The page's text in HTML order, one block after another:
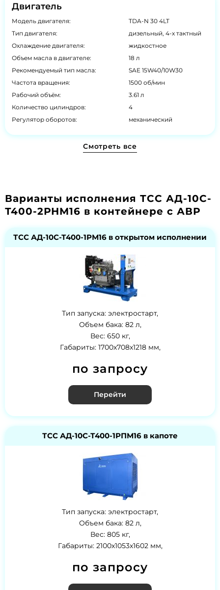
Двигатель
Модель двигателя:
TDA-N 30 4LT
Тип двигателя:
дизельный, 4-х тактный
Охлаждение двигателя:
жидкостное
Объем масла в двигателе:
18 л
Рекомендуемый тип масла:
SAE 15W40/10W30
Частота вращения:
1500 об/мин
Рабочий объём:
3.61 л
Количество цилиндров:
4
Регулятор оборотов:
механический
Смотреть все
Варианты исполнения ТСС АД-10С-
Т400-2РНМ16 в контейнере с АВР
ТСС АД-10С-Т400-1РМ16 в открытом исполнении
Тип запуска: электростарт,
Объем бака: 82 л,
Вес: 650 кг,
Габариты: 1700х708х1218 мм,
по запросу
Перейти
ТСС АД-10С-Т400-1РПМ16 в капоте
Тип запуска: электростарт,
Объем бака: 82 л,
Вес: 805 кг,
Габариты: 2100х1053х1602 мм,
по запросу